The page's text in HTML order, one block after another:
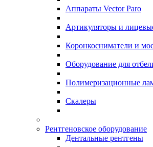
Аппараты Vector Paro
Артикуляторы и
Коронкосниматели и
Оборудование для
Полимеризационные
Скалеры
Рентгеновское оборудование
Дентальные рентгены